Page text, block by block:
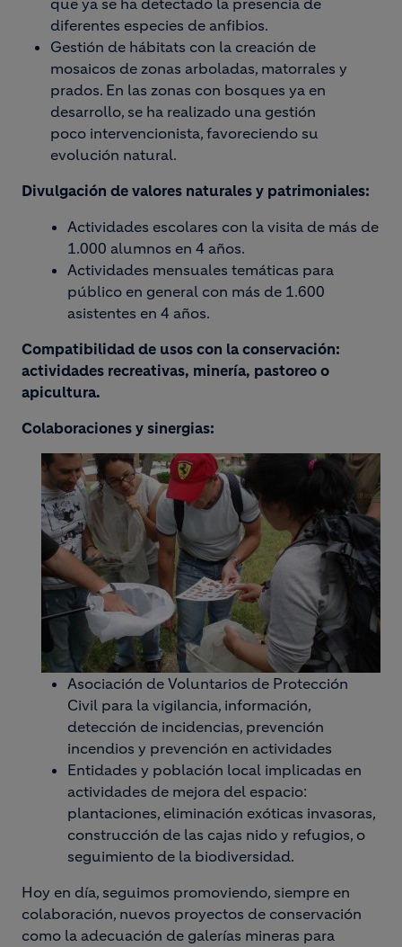
que ya se ha detectado la presencia de
diferentes especies de anfibios.
Gestión de hábitats con la creación de
mosaicos de zonas arboladas, matorrales y
prados. En las zonas con bosques ya en
desarrollo, se ha realizado una gestión
poco intervencionista, favoreciendo su
evolución natural.
Divulgación de valores naturales y patrimoniales:
Actividades escolares con la visita de más de
1.000 alumnos en 4 años.
Actividades mensuales temáticas para
público en general con más de 1.600
asistentes en 4 años.
Compatibilidad de usos con la conservación:
actividades recreativas, minería, pastoreo o
apicultura.
Colaboraciones y sinergias:
Asociación de Voluntarios de Protección
Civil para la vigilancia, información,
detección de incidencias, prevención
incendios y prevención en actividades
Entidades y población local implicadas en
actividades de mejora del espacio:
plantaciones, eliminación exóticas invasoras,
construcción de las cajas nido y refugios, o
seguimiento de la biodiversidad.
Hoy en día, seguimos promoviendo, siempre en
colaboración, nuevos proyectos de conservación
como la adecuación de galerías mineras para